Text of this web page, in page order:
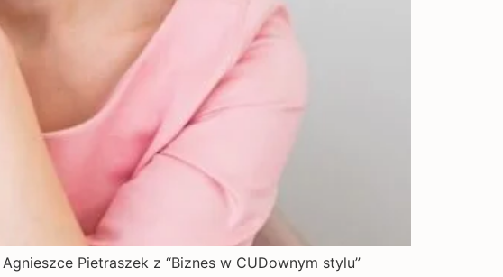
Pietraszek z “Biznes w CUDownym stylu”